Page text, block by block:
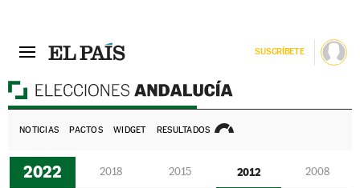
SUSCRÍBETE
NOTICIAS PACTOS WIDGET RESULTADOS
2022 2018 2015 2012 2008